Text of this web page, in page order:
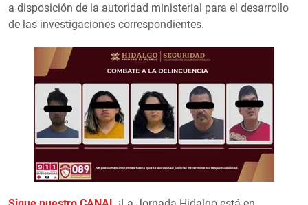
a disposición de la autoridad ministerial para el desarrollo
de las investigaciones correspondientes.